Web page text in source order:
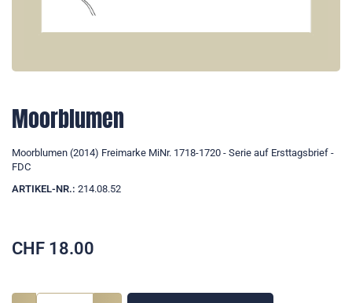
Moorblumen
Moorblumen (2014) Freimarke MiNr. 1718-1720 - Serie auf Ersttagsbrief -
FDC
ARTIKEL-NR.: 214.08.52
CHF 18.00